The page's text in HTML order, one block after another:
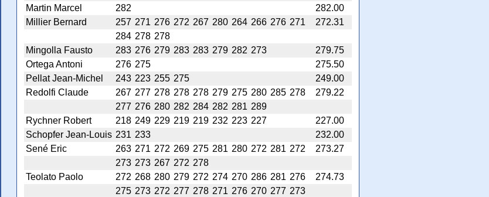
Martin Marcel
282
282.00
Millier Bernard
257 271 276 272 267 280 264 266 276 271
272.31
284 278 278
Mingolla Fausto
283 276 279 283 283 279 282 273
279.75
Ortega Antoni
276 275
275.50
Pellat Jean-Michel
243 223 255 275
249.00
Redolfi Claude
267 277 278 278 278 279 275 280 285 278
279.22
277 276 280 282 284 282 281 289
Rychner Robert
218 249 229 219 219 232 223 227
227.00
Schopfer Jean-Louis 231 233
232.00
Sené Eric
263 271 272 269 275 281 280 272 281 272
273.27
273 273 267 272 278
Teolato Paolo
272 268 280 279 272 274 270 286 281 276
274.73
275 273 272 277 278 271 276 270 277 273